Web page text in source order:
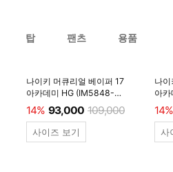
탑 팬츠 용품
나이키 머큐리얼 베이퍼 17
아카데미 HG (IM5848-
600)
14% 93,000 109,000
사이즈 보기
나
아
14%
사